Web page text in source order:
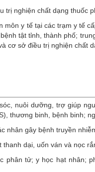
trị nghiện chất dạng thuốc
môn y tế tại các trạm y tế
tật tỉnh, thành phố;
cơ sở điều trị nghiện chất
nuôi dưỡng, trợ giúp
thương binh, bệnh binh;
nhân gây bệnh truyền
thanh dại, uốn ván và nọc
phân tử; y học hạt nhân;